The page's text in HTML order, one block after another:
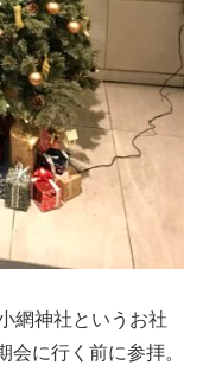
網神社というお社
に行く前に参拝。